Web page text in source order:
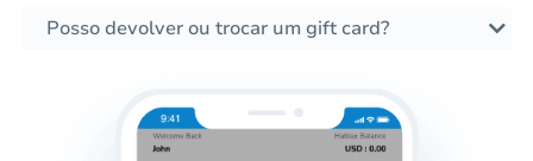
Posso devolver ou trocar um gift card?